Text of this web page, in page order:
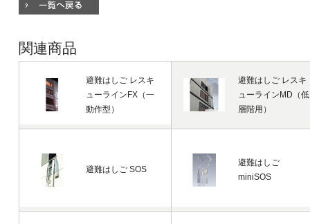
関連商品
避難はしご レスキ
ューラインFX（一
動作型）
避難はしご レスキ
ューラインMD（低
層階用）
避難はしご SOS
避難はしご
miniSOS